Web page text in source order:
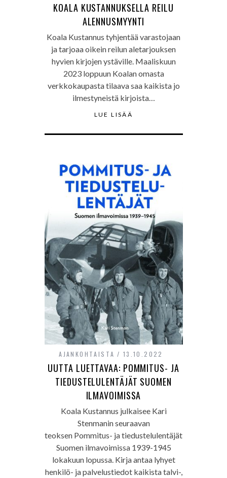
KOALA KUSTANNUKSELLA REILU
ALENNUSMYYNTI
Koala Kustannus tyhjentää varastojaan
ja tarjoaa oikein reilun aletarjouksen
hyvien kirjojen ystäville. Maaliskuun
2023 loppuun Koalan omasta
verkkokaupasta tilaava saa kaikista jo
ilmestyneistä kirjoista…
LUE LISÄÄ
AJANKOHTAISTA 13.10.2022
UUTTA LUETTAVAA: POMMITUS- JA
TIEDUSTELULENTÄJÄT SUOMEN
ILMAVOIMISSA
Koala Kustannus julkaisee Kari
Stenmanin seuraavan
teoksen Pommitus- ja tiedustelulentäjät
Suomen ilmavoimissa 1939-1945
lokakuun lopussa. Kirja antaa lyhyet
henkilö- ja palvelustiedot kaikista talvi-,